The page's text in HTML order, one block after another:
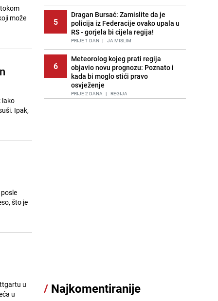
može
lako
Ipak,
što je
u
u
5
Dragan Bursać: Zamislite da je
policija iz Federacije ovako upala u
RS - gorjela bi cijela regija!
PRIJE 1 DAN | JA MISLIM
6
Meteorolog kojeg prati regija
objavio novu prognozu: Poznato i
kada bi moglo stići pravo
osvježenje
PRIJE 2 DANA | REGIJA
11
KS opkolili zgradu
LOKALNE TEME
/ Najkomentiranije